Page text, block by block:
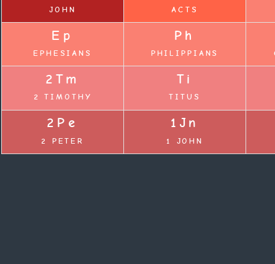
JOHN ACTS
Ep
EPHESIANS
Ph
PHILIPPIANS
2Tm
2 TIMOTHY
Ti
TITUS
2Pe
2 PETER
1Jn
1 JOHN